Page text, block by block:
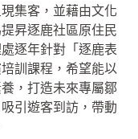
集客，並藉由文化
昇逐鹿社區原住民
逐年針對「逐鹿表
訓課程，希望能以
，打造未來專屬鄒
引遊客到訪，帶動